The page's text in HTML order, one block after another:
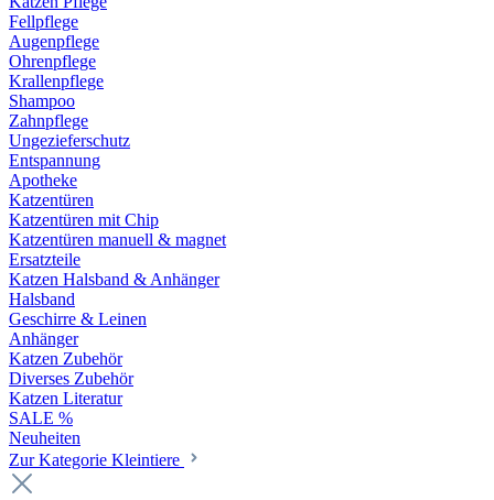
Fellpflege
Augenpflege
Ohrenpflege
Krallenpflege
Shampoo
Zahnpflege
Ungezieferschutz
Entspannung
Apotheke
Katzentüren
Katzentüren mit Chip
Katzentüren manuell & magnet
Ersatzteile
Katzen Halsband & Anhänger
Halsband
Geschirre & Leinen
Anhänger
Katzen Zubehör
Diverses Zubehör
Katzen Literatur
SALE %
Neuheiten
Zur Kategorie Kleintiere